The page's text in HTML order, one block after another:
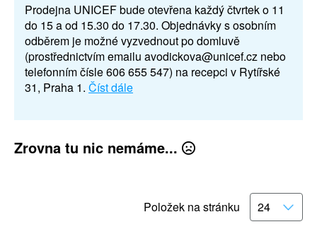
Prodejna UNICEF bude otevřena každý čtvrtek o 11
do 15 a od 15.30 do 17.30. Objednávky s osobním
odběrem je možné vyzvednout po domluvě
(prostřednictvím emailu avodickova@unicef.cz nebo
telefonním čísle 606 655 547) na recepci v Rytířské
31, Praha 1. Číst dále
Zrovna tu nic nemáme...
Položek na stránku